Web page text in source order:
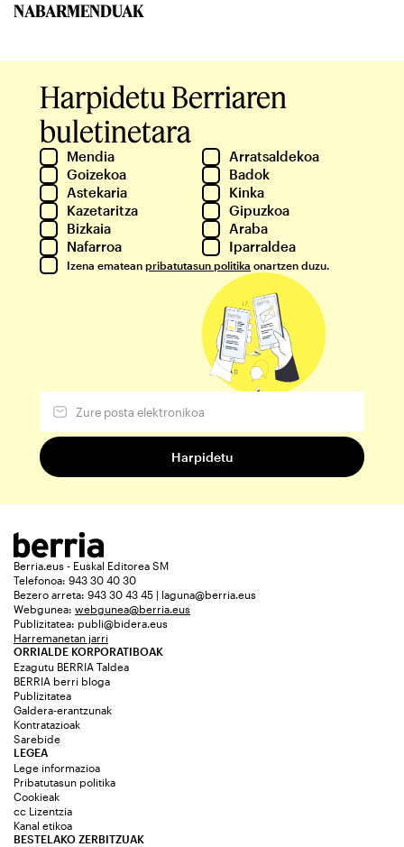
NABARMENDUAK
Harpidetu Berriaren
buletinetara
Mendia
Arratsaldekoa
Goizekoa
Badok
Astekaria
Kinka
Kazetaritza
Gipuzkoa
Bizkaia
Araba
Nafarroa
Iparraldea
Izena ematean pribatutasun politika onartzen duzu.
Berria.eus - Euskal Editorea SM
Telefonoa: 943 30 40 30
Bezero arreta: 943 30 43 45 | laguna@berria.eus
Webgunea: webgunea@berria.eus
Publizitatea: publi@bidera.eus
Harremanetan jarri
ORRIALDE KORPORATIBOAK
Ezagutu BERRIA Taldea
BERRIA berri bloga
Publizitatea
Galdera-erantzunak
Kontratazioak
Sarebide
LEGEA
Lege informazioa
Pribatutasun politika
Cookieak
cc Lizentzia
Kanal etikoa
BESTELAKO ZERBITZUAK